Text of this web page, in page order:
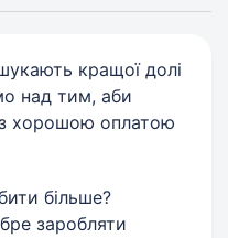
кращої долі
над тим, аби
хорошою оплатою
більше?
заробляти